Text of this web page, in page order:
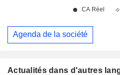
Actualités dans d'autres
Agenda de la société